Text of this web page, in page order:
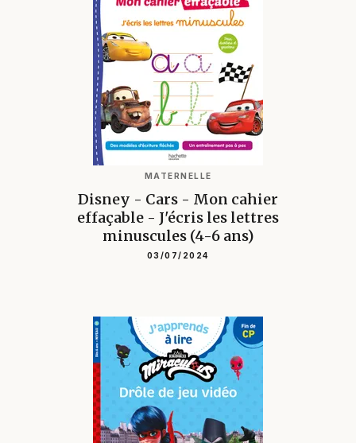
MATERNELLE
Disney - Cars - Mon cahier
effaçable - J'écris les lettres
minuscules (4-6 ans)
03/07/2024